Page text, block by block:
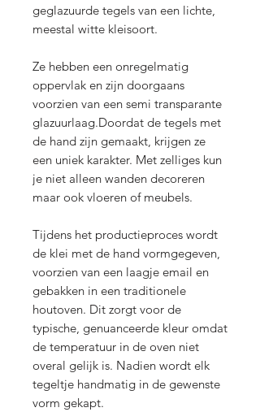
geglazuurde tegels van een lichte,
meestal witte kleisoort.
Ze hebben een onregelmatig
oppervlak en zijn doorgaans
voorzien van een semi transparante
glazuurlaag.Doordat de tegels met
de hand zijn gemaakt, krijgen ze
een uniek karakter. Met zelliges kun
je niet alleen wanden decoreren
maar ook vloeren of meubels.
Tijdens het productieproces wordt
de klei met de hand vormgegeven,
voorzien van een laagje email en
gebakken in een traditionele
houtoven. Dit zorgt voor de
typische, genuanceerde kleur omdat
de temperatuur in de oven niet
overal gelijk is. Nadien wordt elk
tegeltje handmatig in de gewenste
vorm gekapt.